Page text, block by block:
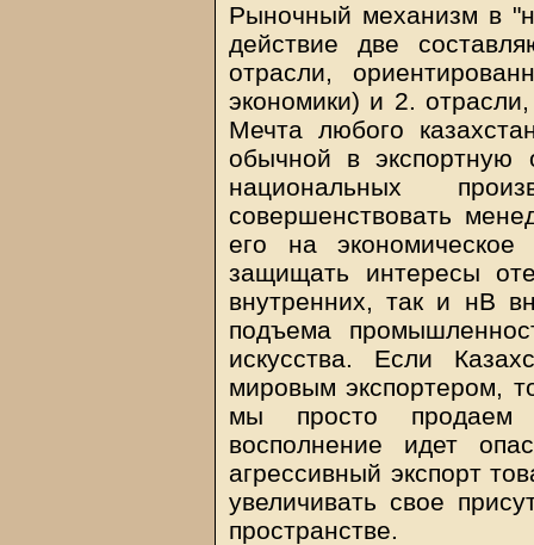
Рыночный механизм в
действие две
отрасли,
экономики) и 2.
Мечта любого
обычной в экспортную
национальных
совершенствовать
его на экономическое
защищать интересы
внутренних, так и нВ
подъема
искусства. Если
мировым экспортером,
мы просто продаем
восполнение идет
агрессивный экспорт
увеличивать свое
пространстве.